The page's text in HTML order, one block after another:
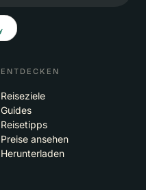
ENTDECKEN
Reiseziele
Guides
Reisetipps
Preise ansehen
Herunterladen